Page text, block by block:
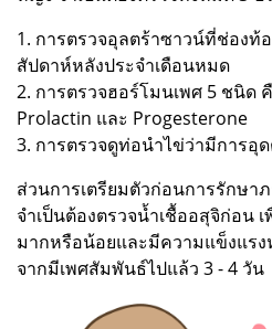
1. การตรวจอุลตร้าซาวน์ที่ช่องท้
สัปดาห์หลังประจำเดือนหมด
2. การตรวจฮอร์โมนเพศ 5 ชนิด
Prolactin และ Progesterone
3. การตรวจดูท่อนำไข่ว่ามีการอุ
ส่วนการเตรียมตัวก่อนการรักษา
จำเป็นต้องตรวจน้ำเชื้ออสุจิก่อน
มากหรือน้อยและมีความแข็งแร
จากมีเพศสัมพันธ์ไปแล้ว 3 - 4 วัน